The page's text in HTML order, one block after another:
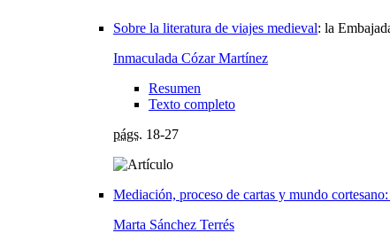
Sobre la literatura de viajes medieval: la
Inmaculada Cózar Martínez
Resumen
Texto completo
págs. 18-27
Mediación, proceso de cartas y mundo
Marta Sánchez Terrés